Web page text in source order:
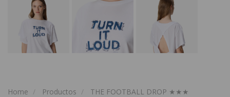
Home Productos THE FOOTBALL DROP ★★★